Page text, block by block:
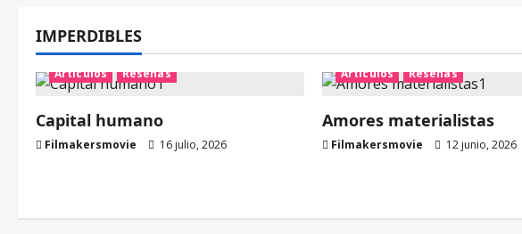
IMPERDIBLES
Artículos Reseñas
Capital humano
Filmakersmovie 16 julio, 2026
Artículos Reseñas
Amores materialistas
Filmakersmovie 12 junio, 2026